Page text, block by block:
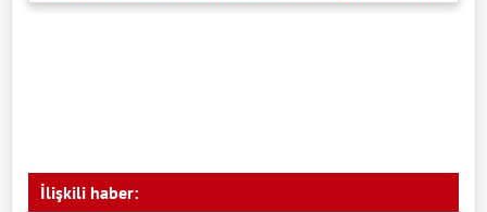
İlişkili haber: